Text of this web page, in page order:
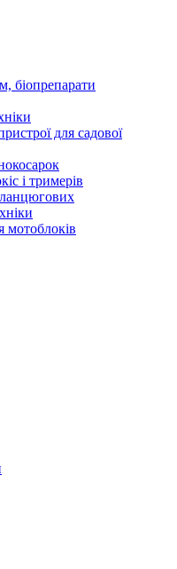
біопрепарати
для садової
і тримерів
мотоблоків